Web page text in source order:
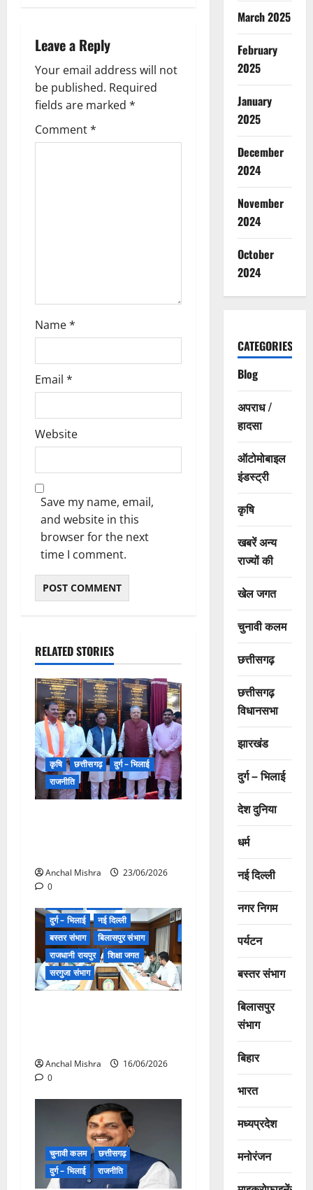
g
a
t
i
Leave a Reply
Your email address will not
be published. Required
fields are marked *
Comment*
Name*
Email *
Website
Save my name, email,
and website in this
browser for the next
time I comment.
RELATED STORIES
कृषि छत्तीसगढ़
दुर्ग – भिलाई
राजनीति
Anchal Mishra
23/06/2026
0
दुर्ग – भिलाई
नई दिल्ली
बस्तर संभाग
बिलासपुर संभाग
राजधानी रायपुर
शिक्षा जगत
सरगुजा संभाग
Anchal Mishra
16/06/2026
0
चुनावी कलम
छत्तीसगढ़
दुर्ग – भिलाई
राजनीति
March 2025
February
2025
January
2025
December
2024
November
2024
October
2024
CATEGORIES
Blog
अपराध /
हादसा
ऑटोमोबाइल
इंडस्ट्री
कृषि
खबरें अन्य
राज्यों की
खेल जगत
चुनावी कलम
छत्तीसगढ़
छत्तीसगढ़
विधानसभा
झारखंड
दुर्ग – भिलाई
देश दुनिया
धर्म
नई दिल्ली
नगर निगम
पर्यटन
बस्तर संभाग
बिलासपुर
संभाग
बिहार
भारत
मध्यप्रदेश
मनोरंजन